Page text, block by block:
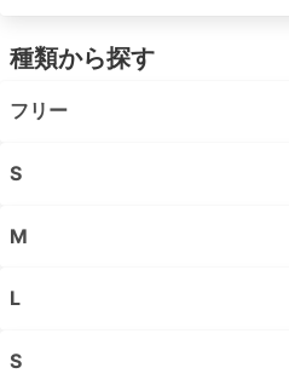
種類から探す
フリー
S
M
L
S